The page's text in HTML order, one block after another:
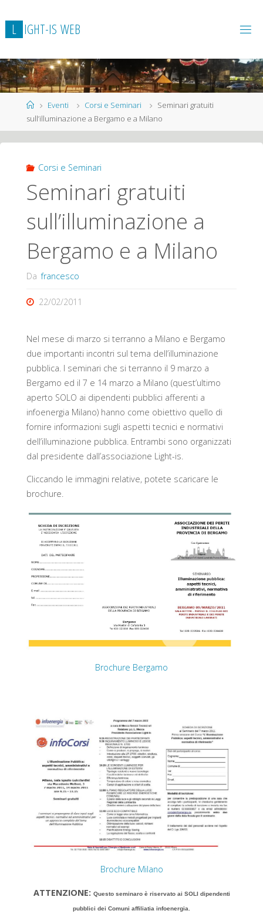
L IGHT-IS WEB
HomeEventi Corsi e Seminari
Seminari gratuiti
sull’illuminazione a Bergamo e a Milano
Corsi e Seminari
Seminari gratuiti
sull’illuminazione a
Bergamo e a Milano
Da francesco
22/02/2011
Nel mese di marzo si terranno a Milano e Bergamo
due importanti incontri sul tema dell’illuminazione
pubblica. I seminari che si terranno il 9 marzo a
Bergamo ed il 7 e 14 marzo a Milano (quest’ultimo
aperto SOLO ai dipendenti pubblici afferenti a
infoenergia Milano) hanno come obiettivo quello di
fornire informazioni sugli aspetti tecnici e normativi
dell’illuminazione pubblica. Entrambi sono organizzati
dal presidente dall’associazione Light-is.
Cliccando le immagini relative, potete scaricare le
brochure.
Brochure Bergamo
Brochure Milano
ATTENZIONE: Questo seminaro è riservato ai SOLI dipendenti
pubblici dei Comuni affiliatia infoenergia.